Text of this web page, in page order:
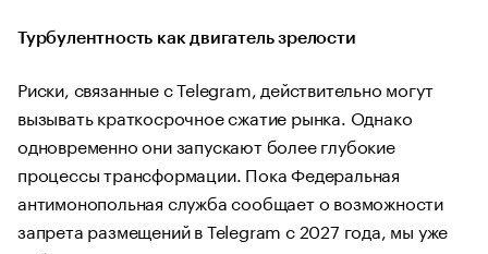
Турбулентность как двигатель зрелости
Риски, связанные с Telegram, действительно могут
вызывать краткосрочное сжатие рынка. Однако
одновременно они запускают более глубокие
процессы трансформации. Пока Федеральная
антимонопольная служба сообщает о возможности
запрета размещений в Telegram с 2027 года, мы уже